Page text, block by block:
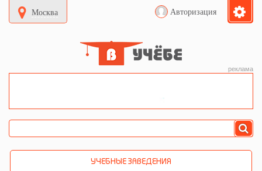
Москва Авторизация
реклама
УЧЕБНЫЕ ЗАВЕДЕНИЯ